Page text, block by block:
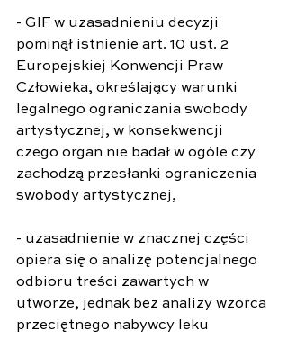
- GIF w uzasadnieniu decyzji
pominął istnienie art. 10 ust. 2
Europejskiej Konwencji Praw
Człowieka, określający warunki
legalnego ograniczania swobody
artystycznej, w konsekwencji
czego organ nie badał w ogóle czy
zachodzą przesłanki ograniczenia
swobody artystycznej,
- uzasadnienie w znacznej części
opiera się o analizę potencjalnego
odbioru treści zawartych w
utworze, jednak bez analizy wzorca
przeciętnego nabywcy leku